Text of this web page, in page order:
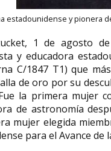
estadounidense y pionera
1 de agosto
y educadora
C/1847 T1) que
de oro por su
la primera mujer
de astronomía
mujer elegida
para el Avance de
alemana
Levy-Rathenau (3
1877 en Berlín, - 15 de
1921 ibid) fue una...